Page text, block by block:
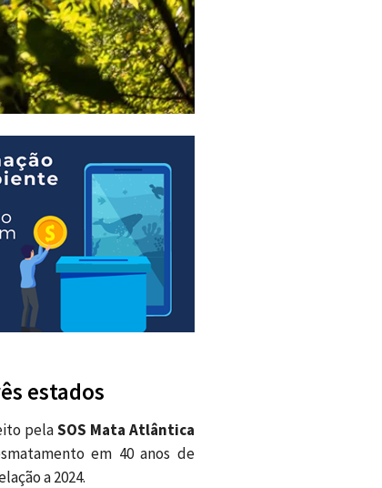
estados
pelaSOS Mata Atlântica
em 40 anos de
a 2024.